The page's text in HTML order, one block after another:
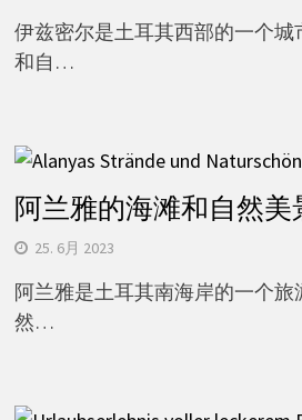
伊兹密尔是土耳其西部的一个
和自…
阿兰雅的海滩和自然美
25. 6月 2023
阿兰雅是土耳其南海岸的一个旅
然…